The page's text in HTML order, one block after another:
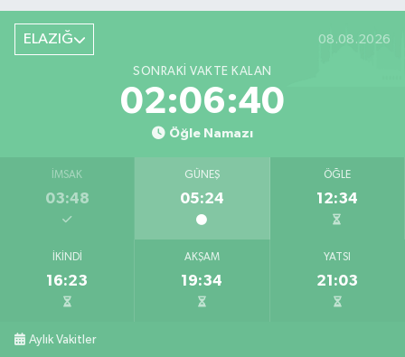
ELAZIĞ 08.08.2026
SONRAKI VAKTE KALAN
02:06:39
Öğle Namazı
İMSAK
03:48
GÜNEŞ
05:24
ÖĞLE
12:34
İKINDI
16:23
AKŞAM
19:34
YATSI
21:03
Aylık Vakitler